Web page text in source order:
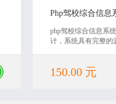
Php驾校综合信息
php驾校综合信息系
计，系统具有完整的
欢迎下载。
150.00 元